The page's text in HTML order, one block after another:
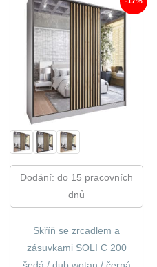
Dodání: do 15 pracovních
dnů
Skříň se zrcadlem a
zásuvkami SOLI C 200